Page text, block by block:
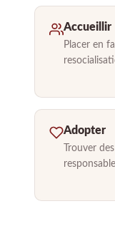
Accueillir
Placer en
Adopter
Trouver